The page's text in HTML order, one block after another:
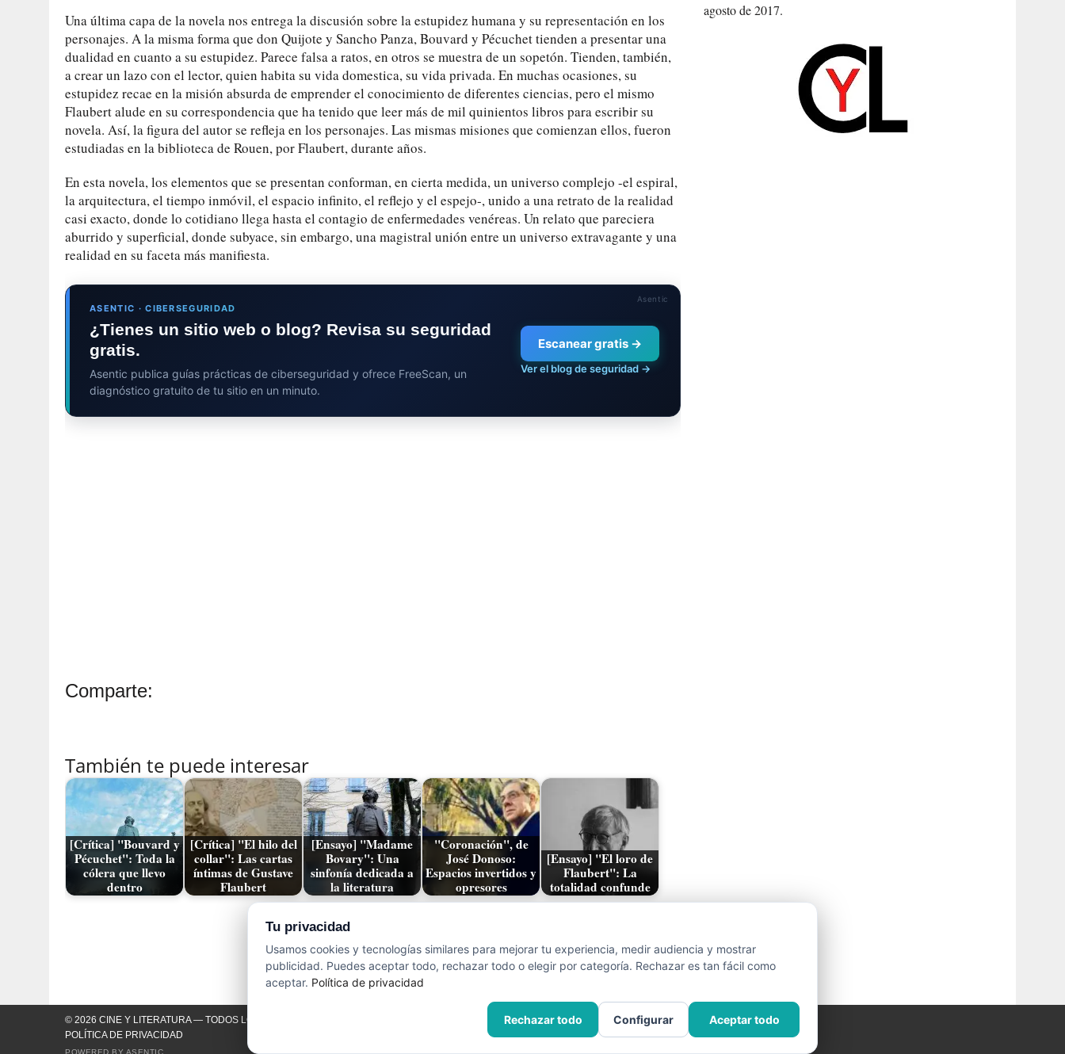
Una última capa de la novela nos entrega la discusión sobre la estupidez humana y su representación en los
personajes. A la misma forma que don Quijote y Sancho Panza, Bouvard y Pécuchet tienden a presentar una
dualidad en cuanto a su estupidez. Parece falsa a ratos, en otros se muestra de un sopetón. Tienden, también,
a crear un lazo con el lector, quien habita su vida domestica, su vida privada. En muchas ocasiones, su
estupidez recae en la misión absurda de emprender el conocimiento de diferentes ciencias, pero el mismo
Flaubert alude en su correspondencia que ha tenido que leer más de mil quinientos libros para escribir su
novela. Así, la figura del autor se refleja en los personajes. Las mismas misiones que comienzan ellos, fueron
estudiadas en la biblioteca de Rouen, por Flaubert, durante años.
En esta novela, los elementos que se presentan conforman, en cierta medida, un universo complejo -el espiral,
la arquitectura, el tiempo inmóvil, el espacio infinito, el reflejo y el espejo-, unido a una retrato de la realidad
casi exacto, donde lo cotidiano llega hasta el contagio de enfermedades venéreas. Un relato que pareciera
aburrido y superficial, donde subyace, sin embargo, una magistral unión entre un universo extravagante y una
realidad en su faceta más manifiesta.
Asentic
ASENTIC · CIBERSEGURIDAD
¿Tienes un sitio web o blog? Revisa su seguridad
gratis.
Asentic publica guías prácticas de ciberseguridad y ofrece FreeScan, un
diagnóstico gratuito de tu sitio en un minuto.
Escanear gratis →
Ver el blog de seguridad →
Comparte:
También te puede interesar
[Crítica] "Bouvard y
Pécuchet": Toda la
cólera que llevo
dentro
[Crítica] "El hilo del
collar": Las cartas
íntimas de Gustave
Flaubert
[Ensayo] "Madame
Bovary": Una
sinfonía dedicada a
la literatura
"Coronación", de
José Donoso:
Espacios invertidos y
opresores
[Ensayo] "El loro de
Flaubert": La
totalidad confunde
Entrada anterior
agosto de 2017.
© 2026 CINE Y LITERATURA — TODOS LOS DERECHOS RESERVADOS.
POLÍTICA DE PRIVACIDAD
POWERED BY ASENTIC
Tu privacidad
Usamos cookies y tecnologías similares para mejorar tu experiencia, medir audiencia y mostrar
publicidad. Puedes aceptar todo, rechazar todo o elegir por categoría. Rechazar es tan fácil como
aceptar. Política de privacidad
Rechazar todo Configurar Aceptar todo